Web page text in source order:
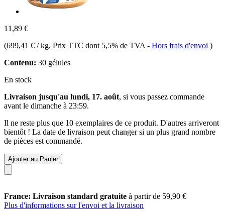
11,89 €
(699,41 € / kg, Prix TTC dont 5,5% de TVA - Hors frais d'envoi )
Contenu: 30 gélules
En stock
Livraison jusqu'au lundi, 17. août, si vous passez commande
avant le dimanche à 23:59.
Il ne reste plus que 10 exemplaires de ce produit. D'autres arriveront
bientôt ! La date de livraison peut changer si un plus grand nombre
de pièces est commandé.
Ajouter au Panier
France: Livraison standard gratuite à partir de 59,90 €
Plus d'informations sur l'envoi et la livraison